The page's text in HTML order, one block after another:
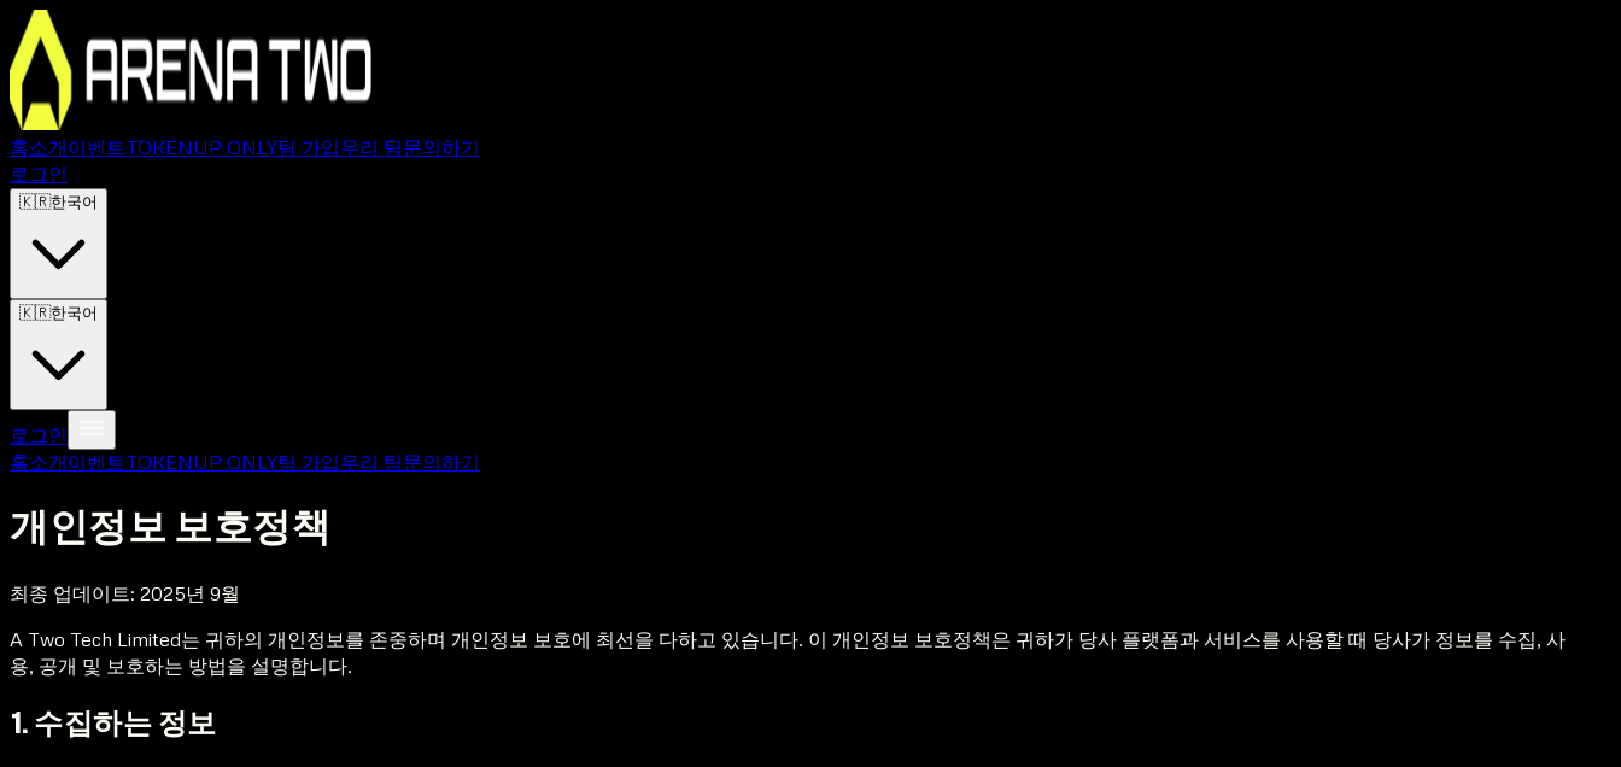
홈소개이벤트TOKENUP ONLY팀 가입우리 팀문의하기
로그인
🇰🇷한국어
🇰🇷한국어
로그인
홈소개이벤트TOKENUP ONLY팀 가입우리 팀문의하기
개인정보 보호정책
최종 업데이트: 2025년 9월
A Two Tech Limited는 귀하의 개인정보를 존중하며 개인정보 보호에 최선을 다하고 있습니다. 이 개인정보 보호정책은 귀하가 당사 플랫폼과 서비스를 사용할 때 당사가 정보를 수집, 사
용, 공개 및 보호하는 방법을 설명합니다.
1. 수집하는 정보